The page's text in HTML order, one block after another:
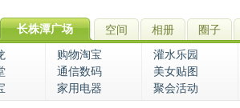
长株潭广场 空间 相册 圈子
购物淘宝 灌水乐园
通信数码 美女贴图
家用电器 聚会活动